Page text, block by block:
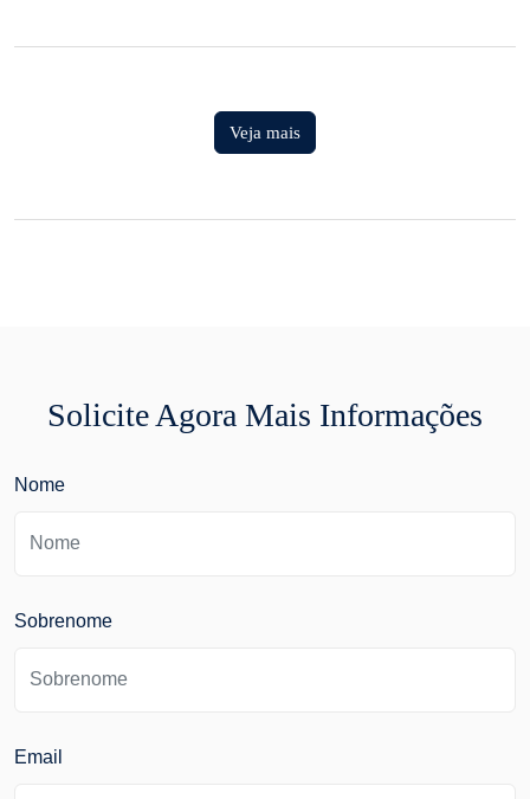
Veja mais
Solicite Agora Mais Informações
Nome
Sobrenome
Email